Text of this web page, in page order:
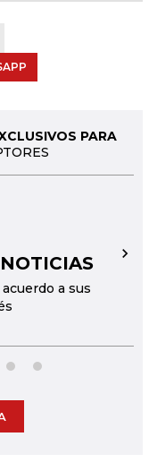
PARA
a sus
→